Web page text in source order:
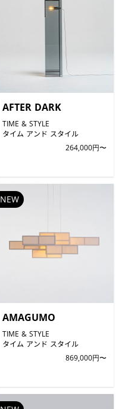
AFTER DARK
TIME & STYLE
タイム アンド スタイル
264,000円〜
AMAGUMO
TIME & STYLE
タイム アンド スタイル
869,000円〜
NEW